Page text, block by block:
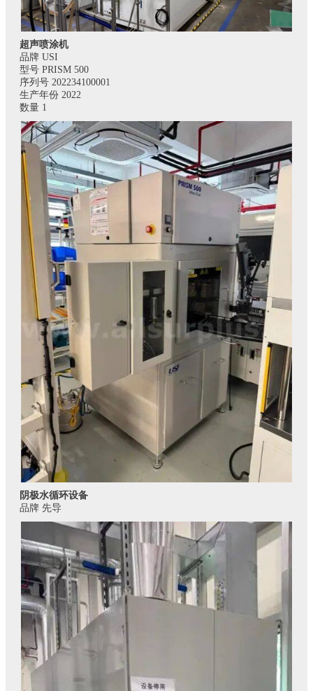
超声喷涂机
品牌 USI
型号 PRISM 500
序列号 202234100001
生产年份 2022
数量 1
阴极水循环设备
品牌 先导